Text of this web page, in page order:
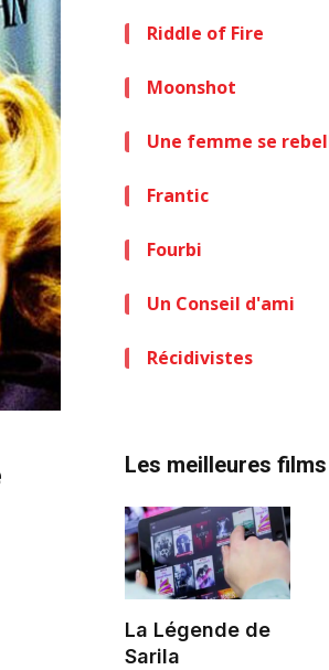
Riddle of Fire
Moonshot
Une femme se
Frantic
Fourbi
Un Conseil d'ami
Récidivistes
Les meilleures
des
La Légende de
Sarila